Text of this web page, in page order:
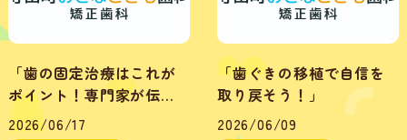
「歯の固定治療はこれが
ポイント！専門家が伝
授」
2026/06/17
「歯ぐきの移植で自信を
取り戻そう！」
2026/06/09